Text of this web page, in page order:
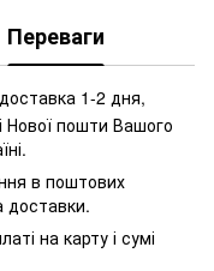
Переваги
1-2 дня,
Нової пошти Вашого
в поштових
доставки.
на карту і сумі